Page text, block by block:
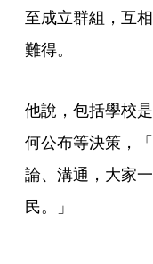
至成立群組，互
難得。
他說，包括學校
何公布等決策，
論、溝通，大家
民。」